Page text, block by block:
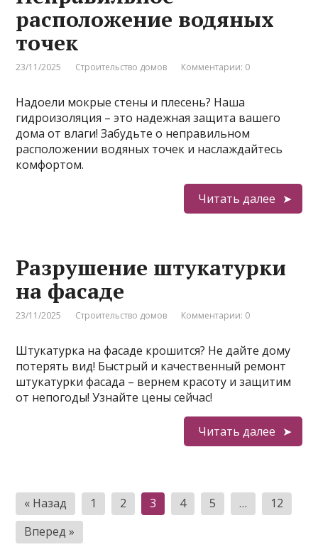
расположение водяных
точек
23/11/2025 Строительство домов Комментарии: 0
Надоели мокрые стены и плесень? Наша
гидроизоляция – это надежная защита вашего
дома от влаги! Забудьте о неправильном
расположении водяных точек и наслаждайтесь
комфортом.
Читать далее
Разрушение штукатурки
на фасаде
23/11/2025 Строительство домов Комментарии: 0
Штукатурка на фасаде крошится? Не дайте дому
потерять вид! Быстрый и качественный ремонт
штукатурки фасада – вернем красоту и защитим
от непогоды! Узнайте цены сейчас!
Читать далее
Пагинация
записей
« Назад 1 2 3 4 5 …
12
Вперед »